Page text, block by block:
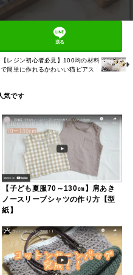
送る
【レジン初心者必見】100均の材料
で簡単に作れるかわいい猫ピアス
【子ども夏服70～130㎝】肩あき
ノースリーブシャツの作り方【型
紙】